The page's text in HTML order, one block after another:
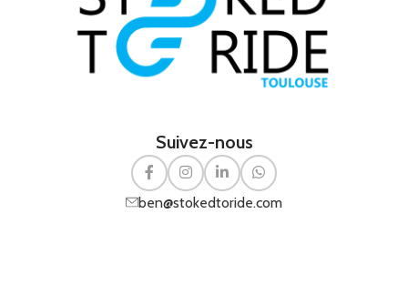
Suivez-nous
ben@stokedtoride.com